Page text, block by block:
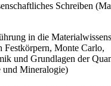
Schreiben
in die
Festkörpern, Monte Carlo,
und Grundlagen der
und Mineralogie)